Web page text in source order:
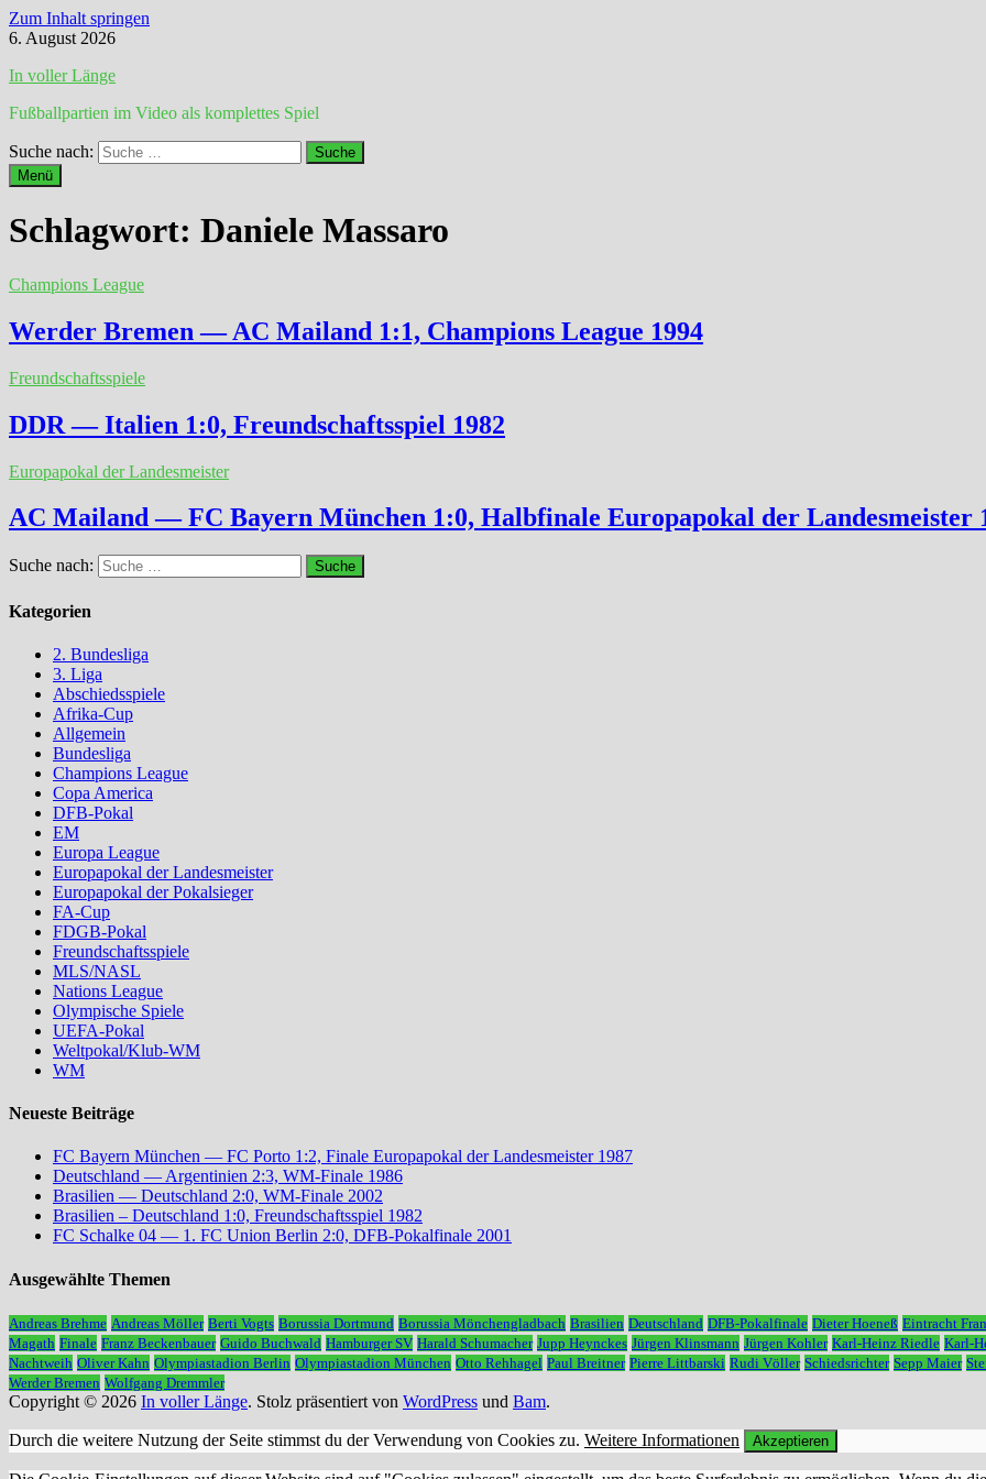
Zum Inhalt springen
6. August 2026
In voller Länge
Fußballpartien im Video als komplettes Spiel
Suche nach:
Menü
Schlagwort: Daniele Massaro
Champions League
Werder Bremen — AC Mailand 1:1, Champions League 1994
Freundschaftsspiele
DDR — Italien 1:0, Freundschaftsspiel 1982
Europapokal der Landesmeister
AC Mailand — FC Bayern München 1:0, Halbfinale Europapokal der Landesmeister
Suche nach:
Kategorien
2. Bundesliga
3. Liga
Abschiedsspiele
Afrika-Cup
Allgemein
Bundesliga
Champions League
Copa America
DFB-Pokal
EM
Europa League
Europapokal der Landesmeister
Europapokal der Pokalsieger
FA-Cup
FDGB-Pokal
Freundschaftsspiele
MLS/NASL
Nations League
Olympische Spiele
UEFA-Pokal
Weltpokal/Klub-WM
WM
Neueste Beiträge
FC Bayern München — FC Porto 1:2, Finale Europapokal der Landesmeister 1987
Deutschland — Argentinien 2:3, WM-Finale 1986
Brasilien — Deutschland 2:0, WM-Finale 2002
Brasilien – Deutschland 1:0, Freundschaftsspiel 1982
FC Schalke 04 — 1. FC Union Berlin 2:0, DFB-Pokalfinale 2001
Ausgewählte Themen
Andreas Brehme Andreas Möller Berti Vogts Borussia Dortmund Borussia Mönchengladbach Brasilien Deutschland DFB-Pokalfinale Dieter Hoeneß Eintracht
Magath Finale Franz Beckenbauer Guido Buchwald Hamburger SV Harald Schumacher Jupp Heynckes Jürgen Klinsmann Jürgen Kohler Karl-Heinz Riedle Karl-
Nachtweih Oliver Kahn Olympiastadion Berlin Olympiastadion München Otto Rehhagel Paul Breitner Pierre Littbarski Rudi Völler Schiedsrichter Sepp Maier
Werder Bremen Wolfgang Dremmler
Copyright © 2026 In voller Länge. Stolz präsentiert von WordPress und Bam.
Durch die weitere Nutzung der Seite stimmst du der Verwendung von Cookies zu. Weitere Informationen Akzeptieren